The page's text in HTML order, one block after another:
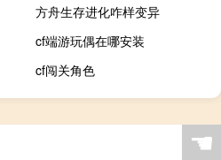
方舟生存进化咋样变异
cf端游玩偶在哪安装
cf闯关角色
☚